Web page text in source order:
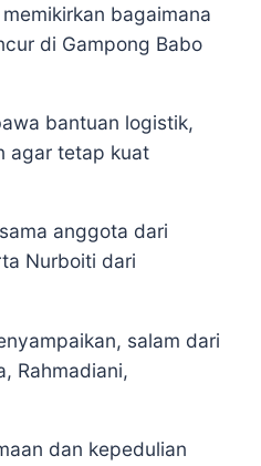
bagaimana
di Gampong Babo
bantuan logistik,
agar tetap kuat
anggota dari
Nurboiti dari
salam dari
Rahmadiani,
dan kepedulian